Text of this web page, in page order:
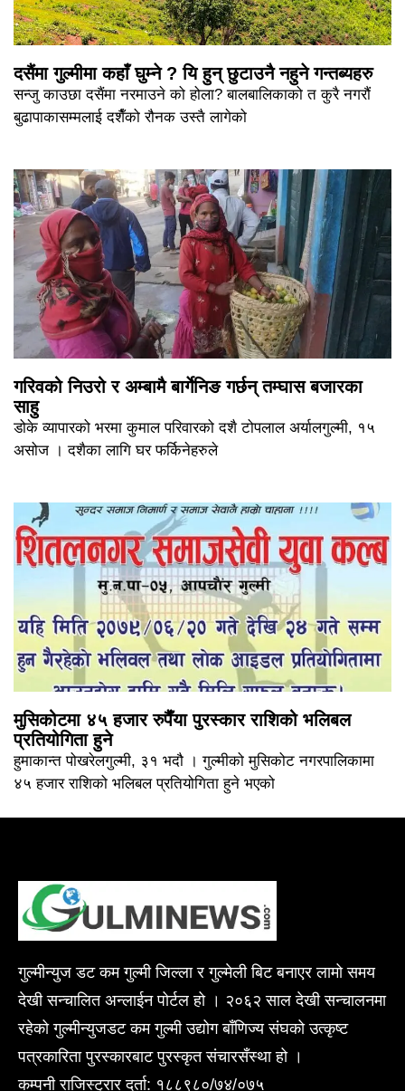
दसैंमा गुल्मीमा कहाँ घुम्ने ? यि हुन् छुटाउनै नहुने गन्तब्यहरु
सन्जु काउछा दसैंमा नरमाउने को होला? बालबालिकाको त कुरै नगरौं
बुढापाकासम्मलाई दशैँको रौनक उस्तै लागेको
गरिवको निउरो र अम्बामै बार्गेनिङ गर्छन् तम्घास बजारका
साहु
डोके व्यापारको भरमा कुमाल परिवारको दशै टोपलाल अर्यालगुल्मी, १५
असोज । दशैका लागि घर फर्किनेहरुले
मुसिकोटमा ४५ हजार रुपैँया पुरस्कार राशिको भलिबल
प्रतियोगिता हुने
हुमाकान्त पोखरेलगुल्मी, ३१ भदौ । गुल्मीको मुसिकोट नगरपालिकामा
४५ हजार राशिको भलिबल प्रतियोगिता हुने भएको
गुल्मीन्युज डट कम गुल्मी जिल्ला र गुल्मेली बिट बनाएर लामो समय
देखी सन्चालित अन्लाईन पोर्टल हो । २०६२ साल देखी सन्चालनमा
रहेको गुल्मीन्युजडट कम गुल्मी उद्योग बाँणिज्य संघको उत्कृष्ट
पत्रकारिता पुरस्कारबाट पुरस्कृत संचारसँस्था हो ।
कम्पनी राजिस्ट्रार दर्ता: १८८९८०/७४/०७५